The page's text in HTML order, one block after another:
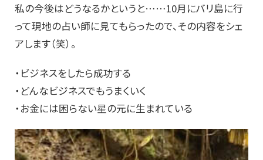
私の今後はどうなるかというと……10月にバリ島に行
って現地の占い師に見てもらったので、その内容をシェ
アします（笑）。
・ビジネスをしたら成功する
・どんなビジネスでもうまくいく
・お金には困らない星の元に生まれている